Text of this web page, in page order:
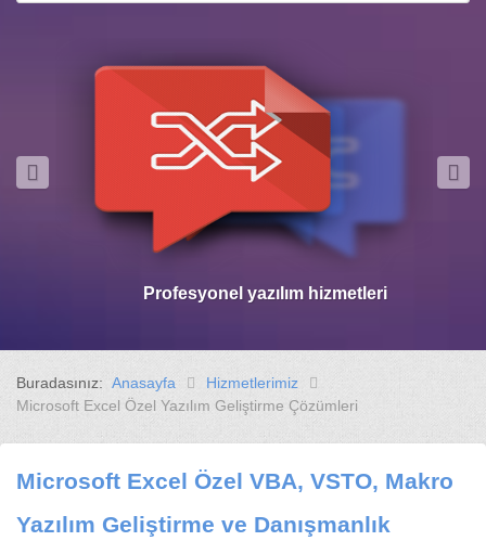
Profesyonel yazılım hizmetleri
Buradasınız: Anasayfa
Hizmetlerimiz
Microsoft Excel Özel Yazılım Geliştirme Çözümleri
Microsoft Excel Özel VBA, VSTO, Makro
Yazılım Geliştirme ve Danışmanlık